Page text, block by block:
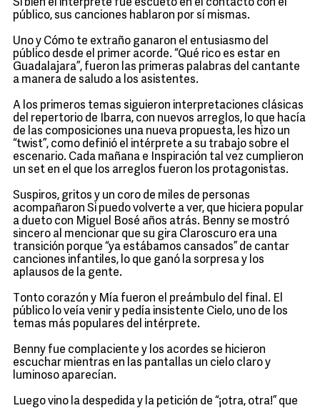
Si bien el intérprete fue escueto en el contacto con el
público, sus canciones hablaron por sí mismas.
Uno y Cómo te extraño ganaron el entusiasmo del
público desde el primer acorde. “Qué rico es estar en
Guadalajara”, fueron las primeras palabras del cantante
a manera de saludo a los asistentes.
A los primeros temas siguieron interpretaciones clásicas
del repertorio de Ibarra, con nuevos arreglos, lo que hacía
de las composiciones una nueva propuesta, les hizo un
“twist”, como definió el intérprete a su trabajo sobre el
escenario. Cada mañana e Inspiración tal vez cumplieron
un set en el que los arreglos fueron los protagonistas.
Suspiros, gritos y un coro de miles de personas
acompañaron Si puedo volverte a ver, que hiciera popular
a dueto con Miguel Bosé años atrás. Benny se mostró
sincero al mencionar que su gira Claroscuro era una
transición porque “ya estábamos cansados” de cantar
canciones infantiles, lo que ganó la sorpresa y los
aplausos de la gente.
Tonto corazón y Mía fueron el preámbulo del final. El
público lo veía venir y pedía insistente Cielo, uno de los
temas más populares del intérprete.
Benny fue complaciente y los acordes se hicieron
escuchar mientras en las pantallas un cielo claro y
luminoso aparecían.
Luego vino la despedida y la petición de “¡otra, otra!” que